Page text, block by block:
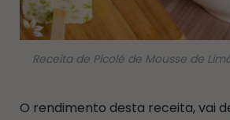
Receita de Picolé de Mousse de
O rendimento desta receita, vai